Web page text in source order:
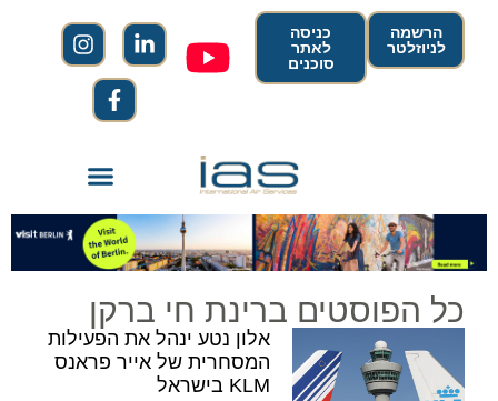
הרשמה
לניוזלטר
כניסה
לאתר
סוכנים
כל הפוסטים ברינת חי ברקן
אלון נטע ינהל את הפעילות
המסחרית של אייר פראנס
KLM בישראל